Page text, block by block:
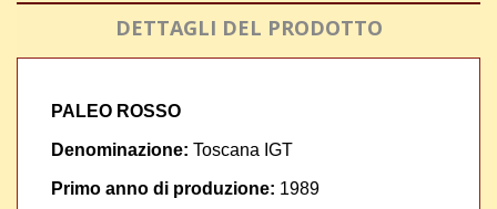
DETTAGLI DEL PRODOTTO
PALEO ROSSO
Denominazione: Toscana IGT
Primo anno di produzione: 1989